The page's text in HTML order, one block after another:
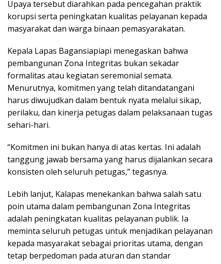
Upaya tersebut diarahkan pada pencegahan praktik
korupsi serta peningkatan kualitas pelayanan kepada
masyarakat dan warga binaan pemasyarakatan.
Kepala Lapas Bagansiapiapi menegaskan bahwa
pembangunan Zona Integritas bukan sekadar
formalitas atau kegiatan seremonial semata.
Menurutnya, komitmen yang telah ditandatangani
harus diwujudkan dalam bentuk nyata melalui sikap,
perilaku, dan kinerja petugas dalam pelaksanaan tugas
sehari-hari.
“Komitmen ini bukan hanya di atas kertas. Ini adalah
tanggung jawab bersama yang harus dijalankan secara
konsisten oleh seluruh petugas,” tegasnya.
Lebih lanjut, Kalapas menekankan bahwa salah satu
poin utama dalam pembangunan Zona Integritas
adalah peningkatan kualitas pelayanan publik. Ia
meminta seluruh petugas untuk menjadikan pelayanan
kepada masyarakat sebagai prioritas utama, dengan
tetap berpedoman pada aturan dan standar